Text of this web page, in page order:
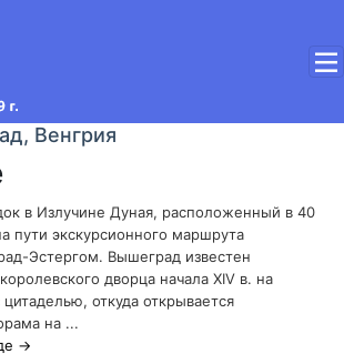
Венгрия
в Излучине Дуная, расположенный в 40
пути экскурсионного маршрута
Эстергом. Вышеград известен
дворца начала XIV в. на
откуда открывается
на ...
→